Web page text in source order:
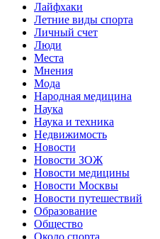
Лайфхаки
Летние виды спорта
Личный счет
Люди
Места
Мнения
Мода
Народная медицина
Наука
Наука и техника
Недвижимость
Новости
Новости ЗОЖ
Новости медицины
Новости Москвы
Новости путешествий
Образование
Общество
Около спорта